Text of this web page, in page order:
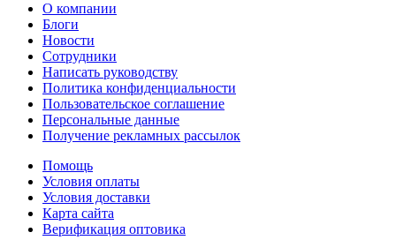
О компании
Блоги
Новости
Сотрудники
Написать руководству
Политика конфиденциальности
Пользовательское соглашение
Персональные данные
Получение рекламных рассылок
Помощь
Условия оплаты
Условия доставки
Карта сайта
Верификация оптовика